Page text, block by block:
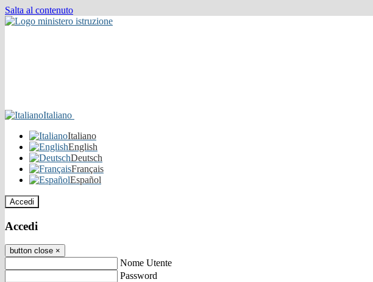
Salta al contenuto
Italiano
Italiano
English
Deutsch
Français
Español
Accedi
Accedi
button close ×
Nome Utente
Password